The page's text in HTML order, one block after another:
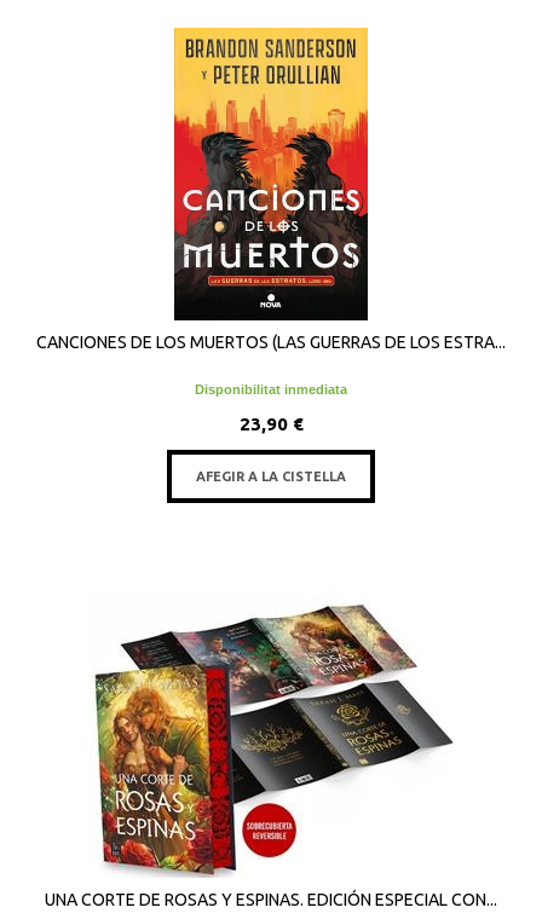
CANCIONES DE LOS MUERTOS (LAS GUERRAS DE LOS ESTRA...
Disponibilitat inmediata
23,90 €
AFEGIR A LA CISTELLA
UNA CORTE DE ROSAS Y ESPINAS. EDICIÓN ESPECIAL CON...